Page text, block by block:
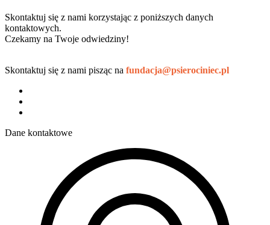
Skontaktuj się z nami korzystając z poniższych danych
kontaktowych.
Czekamy na Twoje odwiedziny!
Skontaktuj się z nami pisząc na fundacja@psierociniec.pl
Dane kontaktowe